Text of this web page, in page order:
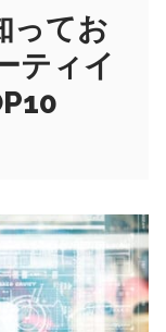
ってお
ティイ